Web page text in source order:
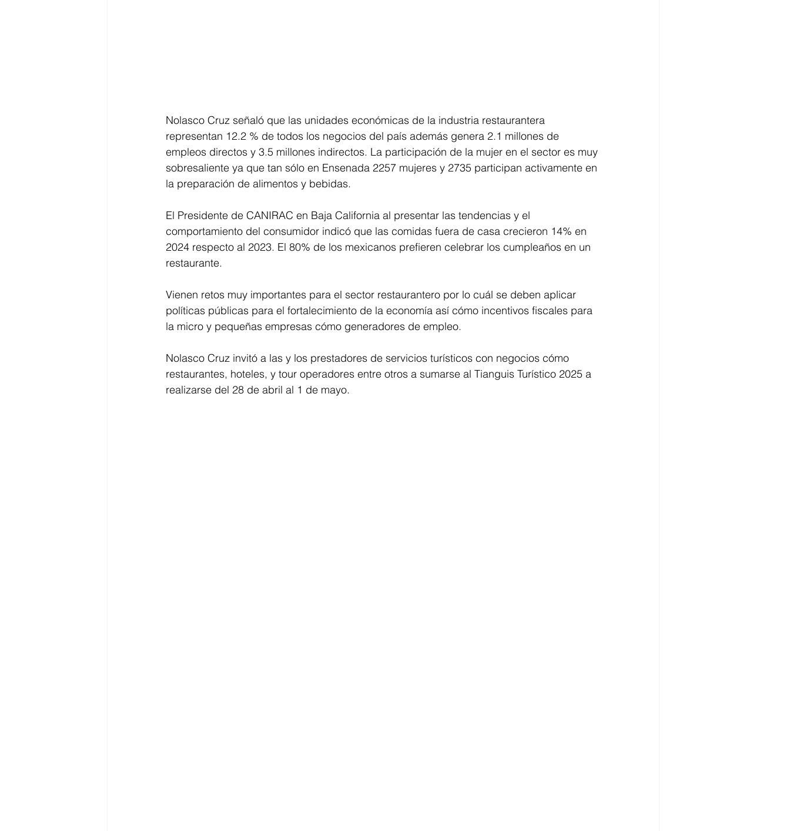
Nolasco Cruz señaló que las unidades económicas de la industria restaurantera
representan 12.2 % de todos los negocios del país además genera 2.1 millones de
empleos directos y 3.5 millones indirectos. La participación de la mujer en el sector es muy
sobresaliente ya que tan sólo en Ensenada 2257 mujeres y 2735 participan activamente en
la preparación de alimentos y bebidas.
El Presidente de CANIRAC en Baja California al presentar las tendencias y el
comportamiento del consumidor indicó que las comidas fuera de casa crecieron 14% en
2024 respecto al 2023. El 80% de los mexicanos prefieren celebrar los cumpleaños en un
restaurante.
Vienen retos muy importantes para el sector restaurantero por lo cuál se deben aplicar
políticas públicas para el fortalecimiento de la economía así cómo incentivos fiscales para
la micro y pequeñas empresas cómo generadores de empleo.
Nolasco Cruz invitó a las y los prestadores de servicios turísticos con negocios cómo
restaurantes, hoteles, y tour operadores entre otros a sumarse al Tianguis Turístico 2025 a
realizarse del 28 de abril al 1 de mayo.